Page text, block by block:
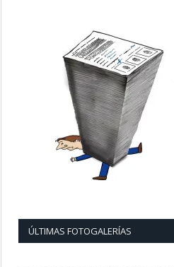
ÚLTIMAS FOTOGALERÍAS